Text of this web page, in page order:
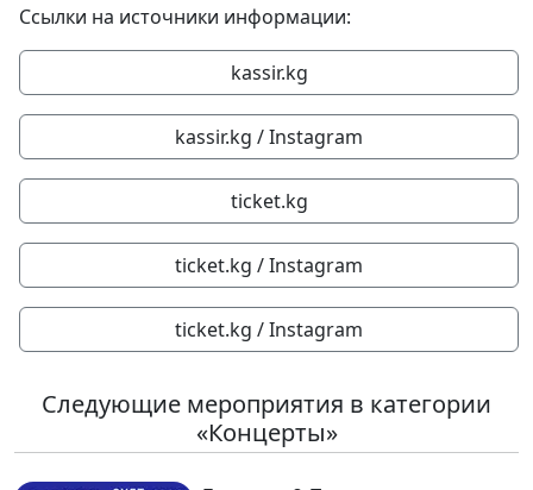
Ссылки на источники информации:
kassir.kg
kassir.kg / Instagram
ticket.kg
ticket.kg / Instagram
ticket.kg / Instagram
Следующие мероприятия в категории
«Концерты»